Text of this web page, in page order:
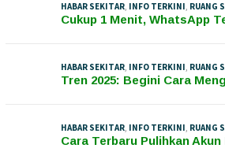
HABAR SEKITAR, INFO TERKINI, RUANG
Cukup 1 Menit, WhatsApp
HABAR SEKITAR, INFO TERKINI, RUANG
Tren 2025: Begini Cara
HABAR SEKITAR, INFO TERKINI, RUANG
Cara Terbaru Pulihkan